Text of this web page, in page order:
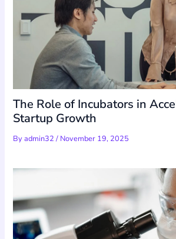
The Role of Incubators in
Startup Growth
Byadmin32/ November 19, 2025